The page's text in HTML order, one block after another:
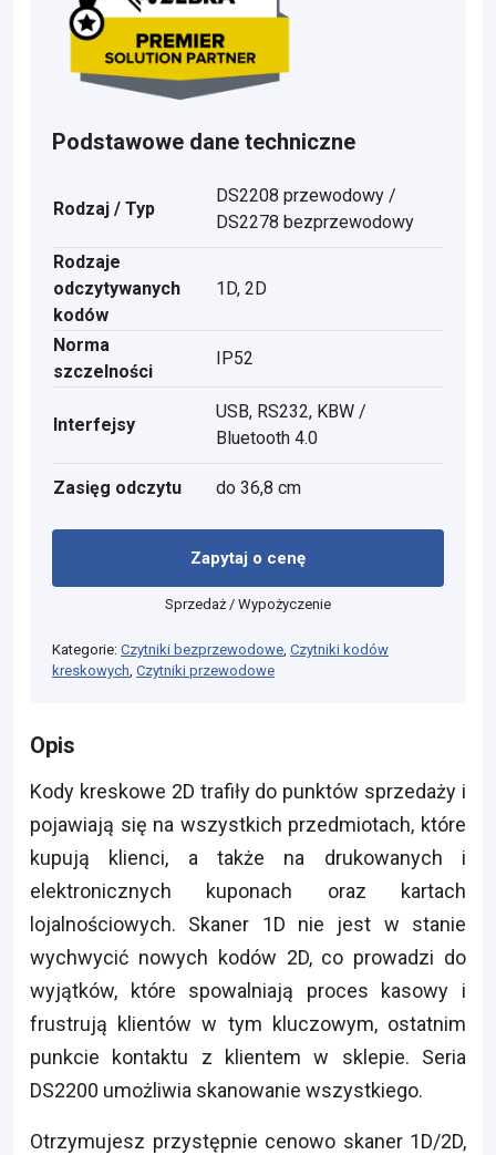
Podstawowe dane techniczne
Rodzaj / Typ
DS2208 przewodowy /
DS2278 bezprzewodowy
Rodzaje
odczytywanych
kodów
1D, 2D
Norma
szczelności
IP52
Interfejsy
USB, RS232, KBW /
Bluetooth 4.0
Zasięg odczytu do 36,8 cm
Zapytaj o cenę
Sprzedaż / Wypożyczenie
Kategorie: Czytniki bezprzewodowe, Czytniki kodów
kreskowych, Czytniki przewodowe
Opis
Kody kreskowe 2D trafiły do punktów sprzedaży i
pojawiają się na wszystkich przedmiotach, które
kupują klienci, a także na drukowanych i
elektronicznych kuponach oraz kartach
lojalnościowych. Skaner 1D nie jest w stanie
wychwycić nowych kodów 2D, co prowadzi do
wyjątków, które spowalniają proces kasowy i
frustrują klientów w tym kluczowym, ostatnim
punkcie kontaktu z klientem w sklepie. Seria
DS2200 umożliwia skanowanie wszystkiego.
Otrzymujesz przystępnie cenowo skaner 1D/2D,